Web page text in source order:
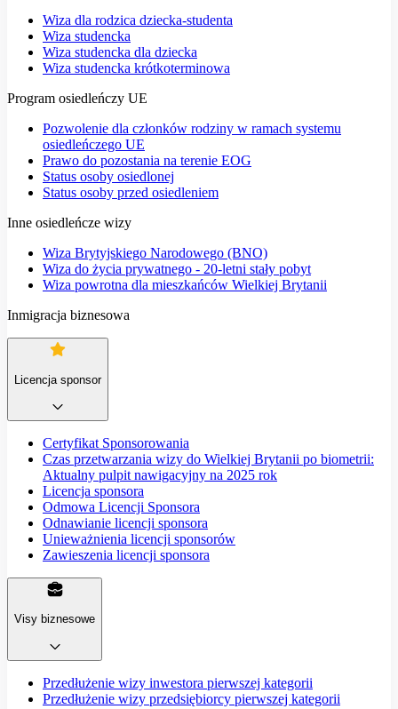
Wiza dla rodzica dziecka-studenta
Wiza studencka
Wiza studencka dla dziecka
Wiza studencka krótkoterminowa
Program osiedleńczy UE
Pozwolenie dla członków rodziny w ramach systemu
osiedleńczego UE
Prawo do pozostania na terenie EOG
Status osoby osiedlonej
Status osoby przed osiedleniem
Inne osiedleńcze wizy
Wiza Brytyjskiego Narodowego (BNO)
Wiza do życia prywatnego - 20-letni stały pobyt
Wiza powrotna dla mieszkańców Wielkiej Brytanii
Inmigracja biznesowa
Licencja sponsor
Certyfikat Sponsorowania
Czas przetwarzania wizy do Wielkiej Brytanii po biometrii:
Aktualny pulpit nawigacyjny na 2025 rok
Licencja sponsora
Odmowa Licencji Sponsora
Odnawianie licencji sponsora
Unieważnienia licencji sponsorów
Zawieszenia licencji sponsora
Visy biznesowe
Przedłużenie wizy inwestora pierwszej kategorii
Przedłużenie wizy przedsiębiorcy pierwszej kategorii